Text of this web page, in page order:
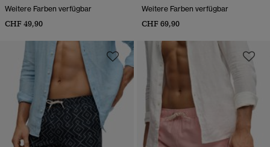
Weitere Farben verfügbar
CHF 49,90
Weitere Farben verfügbar
CHF 69,90